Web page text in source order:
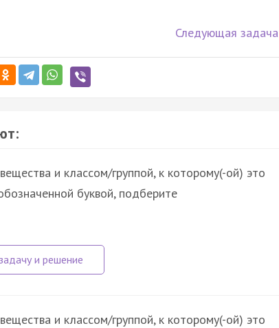
Следующая задача
и классом/группой, к которому(-ой) это
буквой, подберите
и классом/группой, к которому(-ой) это